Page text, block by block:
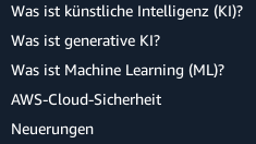
Was ist künstliche Intelligenz (KI)?
Was ist generative KI?
Was ist Machine Learning (ML)?
AWS-Cloud-Sicherheit
Neuerungen